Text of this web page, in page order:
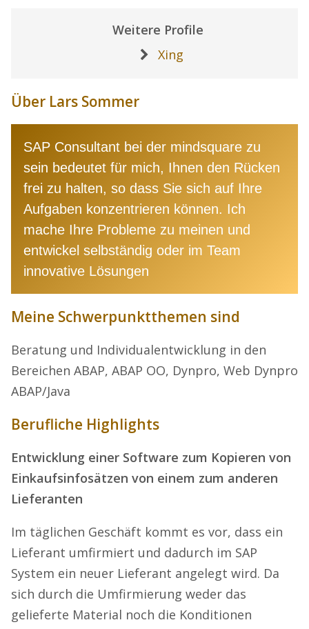
Weitere Profile
Xing
Über Lars Sommer
SAP Consultant bei der mindsquare zu
sein bedeutet für mich, Ihnen den Rücken
frei zu halten, so dass Sie sich auf Ihre
Aufgaben konzentrieren können. Ich
mache Ihre Probleme zu meinen und
entwickel selbständig oder im Team
innovative Lösungen
Meine Schwerpunktthemen sind
Beratung und Individualentwicklung in den
Bereichen ABAP, ABAP OO, Dynpro, Web Dynpro
ABAP/Java
Berufliche Highlights
Entwicklung einer Software zum Kopieren von
Einkaufsinfosätzen von einem zum anderen
Lieferanten
Im täglichen Geschäft kommt es vor, dass ein
Lieferant umfirmiert und dadurch im SAP
System ein neuer Lieferant angelegt wird. Da
sich durch die Umfirmierung weder das
gelieferte Material noch die Konditionen